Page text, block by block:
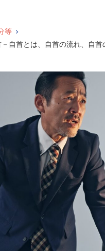
等
自首とは、自首の流れ、自